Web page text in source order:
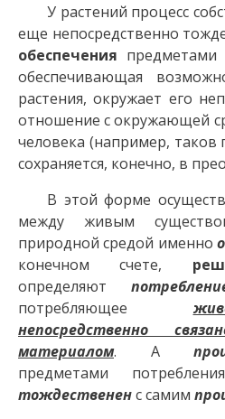
У растений процесс
еще непосредственно
обеспечения предметами
обеспечивающая
растения, окружает его
отношение с окружающей
человека (например, таков
сохраняется, конечно, в
В этой форме
между живым
природной средой именно
конечном счете,
определяют
потребляющее
непосредственно
материалом. А
предметами
тождествененс самим